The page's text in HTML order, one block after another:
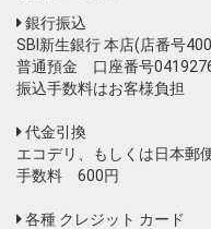
銀行振込
SBI新生銀行 本店(店番号
普通預金 口座番号
振込手数料はお客様負担
代金引換
エコデリ、もしくは日本郵
手数料 600円
各種 クレジット カード